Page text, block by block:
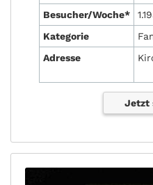
Besucher/Woche*
Kategorie
Adresse
Jetzt